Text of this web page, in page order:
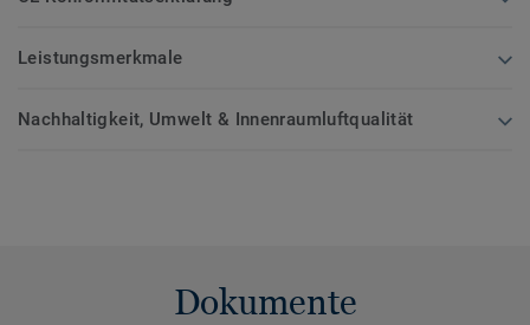
Leistungsmerkmale
Nachhaltigkeit, Umwelt & Innenraumluftqualität
Dokumente